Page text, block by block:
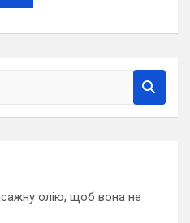
олію, щоб вона не